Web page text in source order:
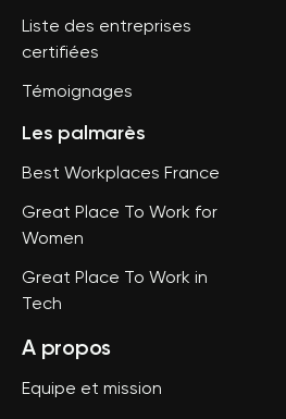
Liste des entreprises
certifiées
Témoignages
Les palmarès
Best Workplaces France
Great Place To Work for
Women
Great Place To Work in
Tech
A propos
Equipe et mission